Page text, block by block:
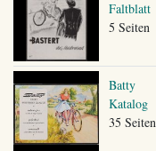
Faltblatt
5 Seiten
Batty
Katalog
35 Seiten